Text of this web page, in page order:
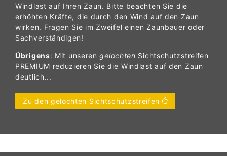
Windlast auf Ihren Zaun. Bitte beachten Sie die
erhöhten Kräfte, die durch den Wind auf den Zaun
wirken. Fragen Sie im Zweifel einen Zaunbauer oder
Sachverständigen!
Übrigens: Mit unserengelochten Sichtschutzstreifen
PREMIUM reduzieren Sie die Windlast auf den Zaun
deutlich...
Zu den gelochten Sichtschutzstreifen